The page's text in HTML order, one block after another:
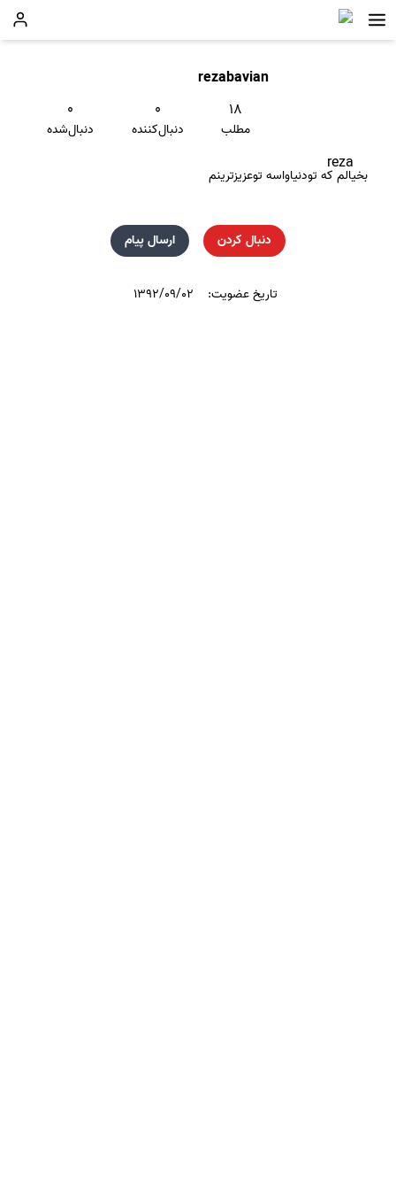
rezabavian
۱۸
مطلب
۰
دنبال‌کننده
۰
دنبال‌شده
reza
بخیالم که تودنیاواسه توعزیزترینم
دنبال کردن ارسال پیام
تاریخ عضویت: ۱۳۹۲/۰۹/۰۲